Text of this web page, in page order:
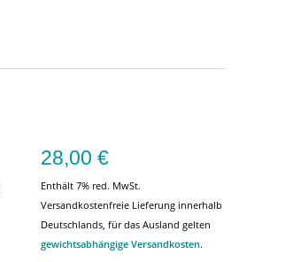
28,00 €
Enthält 7% red. MwSt.
Versandkostenfreie Lieferung innerhalb
Deutschlands, für das Ausland gelten
gewichtsabhängige Versandkosten.